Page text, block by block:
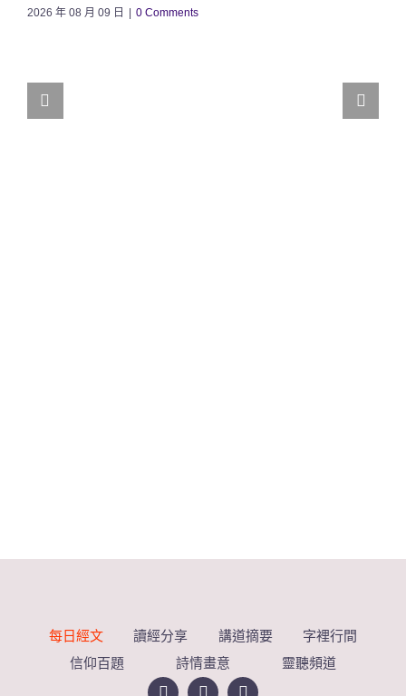
2026 年 08 月 09 日 0 Comments
每日經文 讀經分享 講道摘要
字裡行間
信仰百題
詩情畫意 靈聽頻道